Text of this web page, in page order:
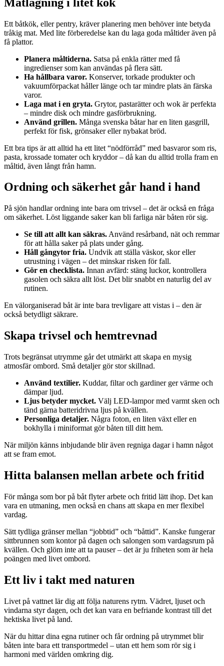
Ett båtkök, eller pentry, kräver planering men behöver inte betyda
tråkig mat. Med lite förberedelse kan du laga goda måltider även på
få plattor.
Planera måltiderna. Satsa på enkla rätter med få
ingredienser som kan användas på flera sätt.
Ha hållbara varor. Konserver, torkade produkter och
vakuumförpackat håller länge och tar mindre plats än färska
varor.
Laga mat i en gryta. Grytor, pastarätter och wok är perfekta
– mindre disk och mindre gasförbrukning.
Använd grillen. Många svenska båtar har en liten gasgrill,
perfekt för fisk, grönsaker eller nybakat bröd.
Ett bra tips är att alltid ha ett litet “nödförråd” med basvaror som ris,
pasta, krossade tomater och kryddor – då kan du alltid trolla fram en
måltid, även långt från hamn.
Ordning och säkerhet går hand i hand
På sjön handlar ordning inte bara om trivsel – det är också en fråga
om säkerhet. Löst liggande saker kan bli farliga när båten rör sig.
Se till att allt kan säkras. Använd resårband, nät och remmar
för att hålla saker på plats under gång.
Håll gångytor fria. Undvik att ställa väskor, skor eller
utrustning i vägen – det minskar risken för fall.
Gör en checklista. Innan avfärd: stäng luckor, kontrollera
gasolen och säkra allt löst. Det blir snabbt en naturlig del av
rutinen.
En välorganiserad båt är inte bara trevligare att vistas i – den är
också betydligt säkrare.
Skapa trivsel och hemtrevnad
Trots begränsat utrymme går det utmärkt att skapa en mysig
atmosfär ombord. Små detaljer gör stor skillnad.
Använd textilier. Kuddar, filtar och gardiner ger värme och
dämpar ljud.
Ljus betyder mycket. Välj LED-lampor med varmt sken och
tänd gärna batteridrivna ljus på kvällen.
Personliga detaljer. Några foton, en liten växt eller en
bokhylla i miniformat gör båten till ditt hem.
När miljön känns inbjudande blir även regniga dagar i hamn något
att se fram emot.
Hitta balansen mellan arbete och fritid
För många som bor på båt flyter arbete och fritid lätt ihop. Det kan
vara en utmaning, men också en chans att skapa en mer flexibel
vardag.
Sätt tydliga gränser mellan “jobbtid” och “båttid”. Kanske fungerar
sittbrunnen som kontor på dagen och salongen som vardagsrum på
kvällen. Och glöm inte att ta pauser – det är ju friheten som är hela
poängen med livet ombord.
Ett liv i takt med naturen
Livet på vattnet lär dig att följa naturens rytm. Vädret, ljuset och
vindarna styr dagen, och det kan vara en befriande kontrast till det
hektiska livet på land.
När du hittar dina egna rutiner och får ordning på utrymmet blir
båten inte bara ett transportmedel – utan ett hem som rör sig i
harmoni med världen omkring dig.